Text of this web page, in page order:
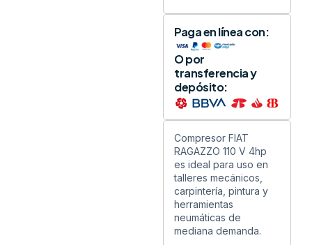
Paga en línea con:
O por
transferencia y
depósito:
Compresor FIAT
RAGAZZO 110 V 4hp
es ideal para uso en
talleres mecánicos,
carpintería, pintura y
herramientas
neumáticas de
mediana demanda.